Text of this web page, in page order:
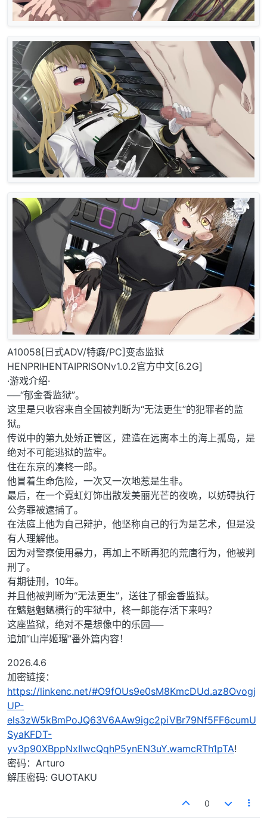
A10058[日式ADV/特癖/PC]变态监狱
HENPRIHENTAIPRISONv1.0.2官方中文[6.2G]
·游戏介绍·
──“郁金香监狱”。
这里是只收容来自全国被判断为“无法更生”的犯罪者的监
狱。
传说中的第九处矫正管区，建造在远离本土的海上孤岛，是
绝对不可能逃狱的监牢。
住在东京的凑柊一郎。
他冒着生命危险，一次又一次地惹是生非。
最后，在一个霓虹灯饰出散发美丽光芒的夜晚，以妨碍执行
公务罪被逮捕了。
在法庭上他为自己辩护，他坚称自己的行为是艺术，但是没
有人理解他。
因为对警察使用暴力，再加上不断再犯的荒唐行为，他被判
刑了。
有期徒刑，10年。
并且他被判断为“无法更生”，送往了郁金香监狱。
在魑魅魍魉横行的牢狱中，柊一郎能存活下来吗？
这座监狱，绝对不是想像中的乐园──
追加“山岸姬瑠”番外篇内容！
2026.4.6
加密链接：
https://linkenc.net/#O9fOUs9e0sM8KmcDUd.az8Ovogj
UP-
els3zW5kBmPoJQ63V6AAw9igc2piVBr79Nf5FF6cumU
SyaKFDT-
yv3p90XBppNxIlwcQqhP5ynEN3uY.wamcRTh1pTA!
密码：Arturo
解压密码: GUOTAKU
0